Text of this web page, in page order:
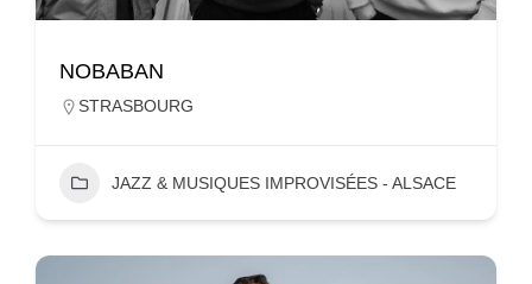
NOBABAN
STRASBOURG
JAZZ & MUSIQUES IMPROVISÉES - ALSACE